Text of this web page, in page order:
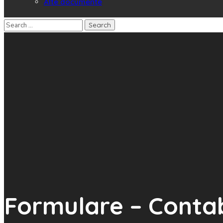
Formulare –